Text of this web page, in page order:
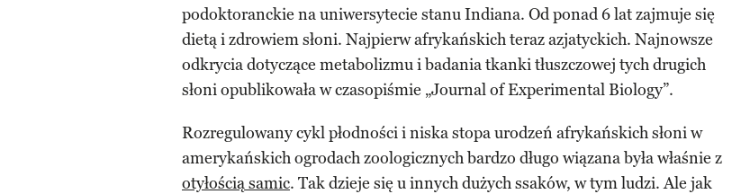
podoktoranckie na uniwersytecie stanu Indiana. Od ponad 6 lat zajmuje się
dietą i zdrowiem słoni. Najpierw afrykańskich teraz azjatyckich. Najnowsze
odkrycia dotyczące metabolizmu i badania tkanki tłuszczowej tych drugich
słoni opublikowała w czasopiśmie „Journal of Experimental Biology”.
Rozregulowany cykl płodności i niska stopa urodzeń afrykańskich słoni w
amerykańskich ogrodach zoologicznych bardzo długo wiązana była właśnie z
otyłością samic. Tak dzieje się u innych dużych ssaków, w tym ludzi. Ale jak